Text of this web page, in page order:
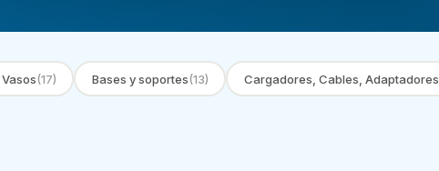
(17) Bases y soportes(13) Cargadores, Cables, Adaptadores